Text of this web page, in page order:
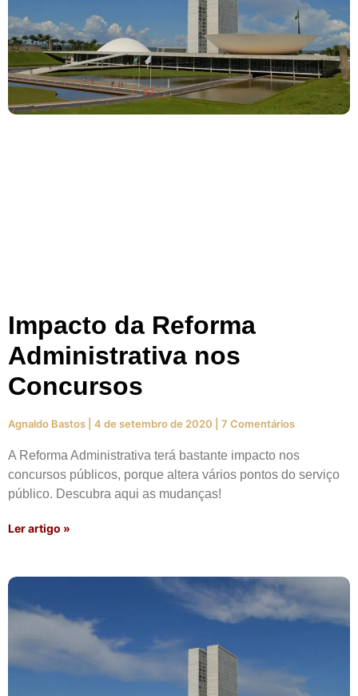
Impacto da Reforma
Administrativa nos
Concursos
Agnaldo Bastos 4 de setembro de 2020 7 Comentários
A Reforma Administrativa terá bastante impacto nos
concursos públicos, porque altera vários pontos do serviço
público. Descubra aqui as mudanças!
Ler artigo »